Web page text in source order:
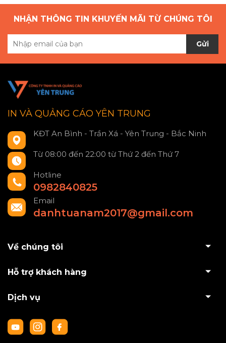
NHẬN THÔNG TIN KHUYẾN MÃI TỪ CHÚNG TÔI
Gửi
IN VÀ QUẢNG CÁO YÊN TRUNG
KĐT An Bình - Trần Xá - Yên Trung - Bắc Ninh
Từ 08:00 đến 22:00 từ Thứ 2 đến Thứ 7
Hotline
0982840825
Email
danhtuanam2017@gmail.com
Về chúng tôi
Hỗ trợ khách hàng
Dịch vụ